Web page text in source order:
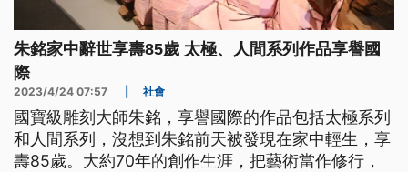
朱銘家中辭世享壽85歲 太極、人間系列作品享譽國
際
2023/4/24 07:57 社會
國寶級雕刻大師朱銘，享譽國際的作品包括太極系列
和人間系列，沒想到朱銘前天被發現在家中輕生，享
壽85歲。大約70年的創作生涯，把藝術當作修行，